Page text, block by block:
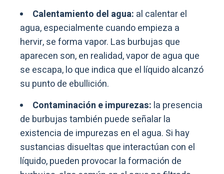
Calentamiento del agua: al calentar el
agua, especialmente cuando empieza a
hervir, se forma vapor. Las burbujas que
aparecen son, en realidad, vapor de agua que
se escapa, lo que indica que el líquido alcanzó
su punto de ebullición.
Contaminación e impurezas: la presencia
de burbujas también puede señalar la
existencia de impurezas en el agua. Si hay
sustancias disueltas que interactúan con el
líquido, pueden provocar la formación de